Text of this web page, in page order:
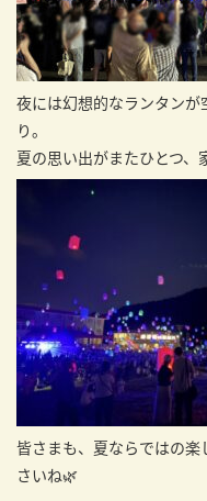
夜には幻想的なランタンが
り。
夏の思い出がまたひとつ、
皆さまも、夏ならではの
さいね🌿